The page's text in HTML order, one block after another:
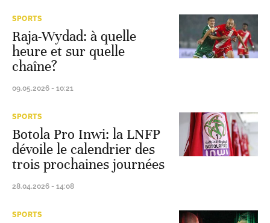
SPORTS
Raja-Wydad: à quelle
heure et sur quelle
chaîne?
09.05.2026 - 10:21
SPORTS
Botola Pro Inwi: la LNFP
dévoile le calendrier des
trois prochaines journées
28.04.2026 - 14:08
SPORTS